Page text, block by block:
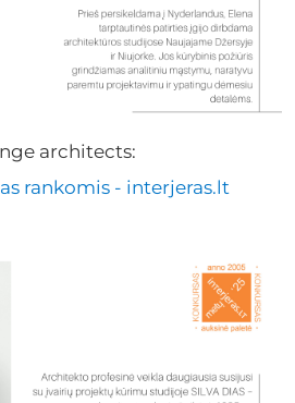
architects:
rankomis - interjeras.lt